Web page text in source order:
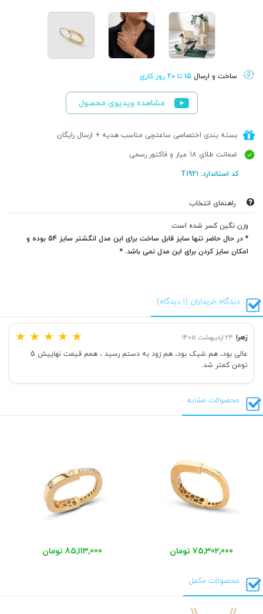
ساخت و ارسال 15 تا 20 روز کاری
مشاهده ویدیوی محصول
بسته بندی اختصاصی ساعتچی مناسب هدیه + ارسال رایگان
ضمانت طلای 18 عیار و فاکتور رسمی
کد استاندارد: T1921
راهنمای انتخاب
وزن نگین کسر شده است.
* در حال حاضر تنها سایز قابل ساخت برای این مدل انگشتر سایز 54 بوده و
امکان سایز کردن برای این مدل نمی باشد. *
دیدگاه خریداران (1 دیدگاه)
زهرا 24 اردیبهشت 1405 ★ ★ ★ ★ ★
عالی بود، هم شیک بود، هم زود به دستم رسید ، همم قیمت نهاییش 5
تومن کمتر شد.
محصولات مشابه
75,302,000 تومان 85,113,000 تومان
محصولات مکمل